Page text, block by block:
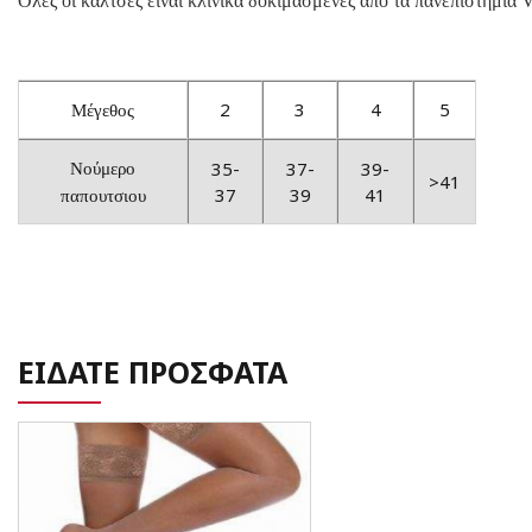
Μέγεθος 2 3 4 5
Νούμερο
παπουτσιου
35-
37
37-
39
39-
41
>41
ΕΙΔΑΤΕ ΠΡΟΣΦΑΤΑ